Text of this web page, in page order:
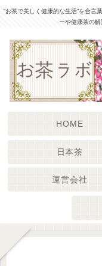
”お茶で美しく健康的な生活”を合言
ーや健康茶の
HOME
日本茶
運営会社